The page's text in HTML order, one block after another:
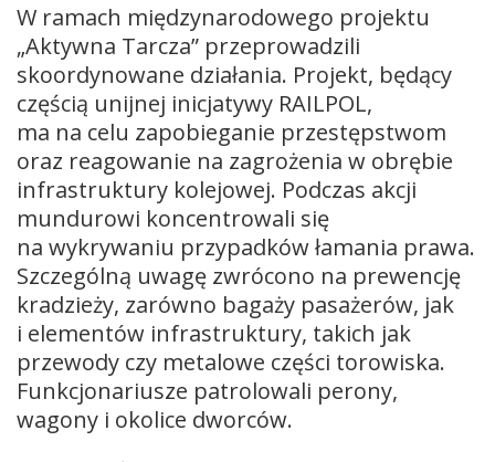
W ramach międzynarodowego projektu
„Aktywna Tarcza” przeprowadzili
skoordynowane działania. Projekt, będący
częścią unijnej inicjatywy RAILPOL,
ma na celu zapobieganie przestępstwom
oraz reagowanie na zagrożenia w obrębie
infrastruktury kolejowej. Podczas akcji
mundurowi koncentrowali się
na wykrywaniu przypadków łamania prawa.
Szczególną uwagę zwrócono na prewencję
kradzieży, zarówno bagaży pasażerów, jak
i elementów infrastruktury, takich jak
przewody czy metalowe części torowiska.
Funkcjonariusze patrolowali perony,
wagony i okolice dworców.